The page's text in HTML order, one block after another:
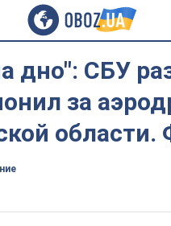
дно": СБУ
за
области.